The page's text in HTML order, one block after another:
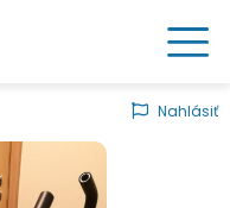
Nahlásiť